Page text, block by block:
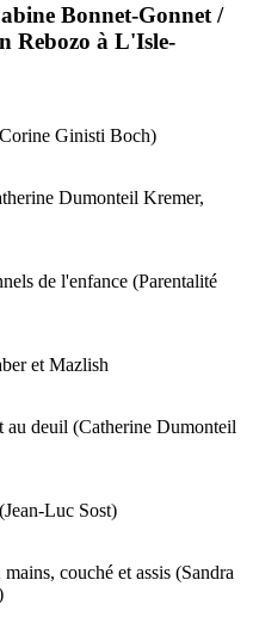
Bonnet-Gonnet /
Rebozo à L'Isle-
Ginisti Boch)
Dumonteil Kremer,
de l'enfance (Parentalité
et Mazlish
au deuil (Catherine Dumonteil
Luc Sost)
couché et assis (Sandra